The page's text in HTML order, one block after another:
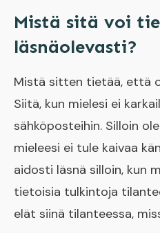
Mistä sitä voi
läsnäolevasti?
Mistä sitten tietää, että
Siitä, kun mielesi ei
sähköposteihin. Silloin
mieleesi ei tule kaivaa
aidosti läsnä silloin, kun
tietoisia tulkintoja
elät siinä tilanteessa,